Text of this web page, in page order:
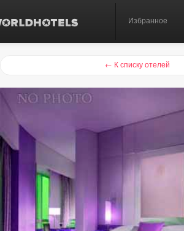
Избранное
← К списку отелей